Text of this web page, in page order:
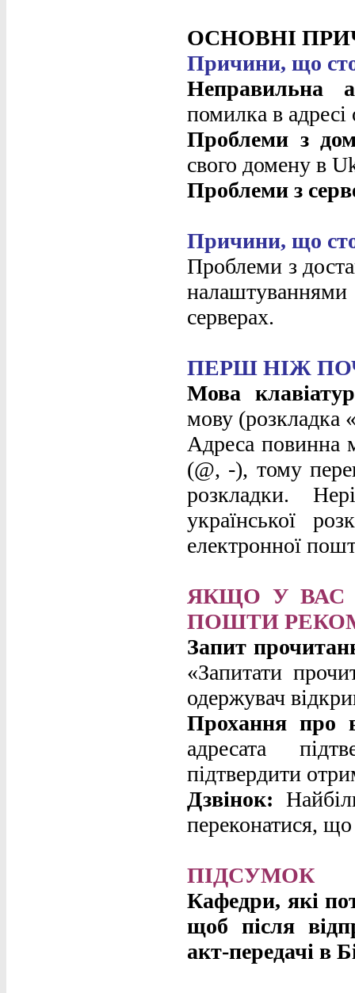
ОСНОВНІ
Причини, що
Неправильна
помилка в адресі
Проблеми з
свого домену в
Проблеми з
Причини, що
Проблеми з
серверах.
ПЕРШ НІЖ
Мова
мову (розкладка
Адреса повинна
(@, -), тому
розкладки.
української
електронної
ЯКЩО У ВАС
ПОШТИ
Запит
«Запитати
одержувач
Прохання про
адресата
підтвердити
Дзвінок:
переконатися,
ПІДСУМОК
Кафедри, які
щоб після
акт-передачі в